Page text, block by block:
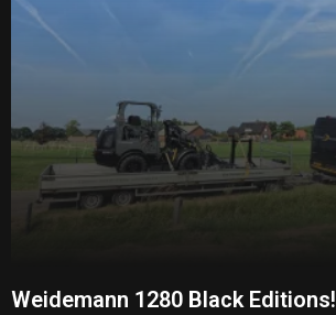
Weidemann 1280 Black Editions!